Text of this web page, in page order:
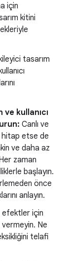
için
kitini
tasarım
ve kullanıcı
Canlı ve
hitap etse de
ve daha az
zaman
başlayın.
önce
anlayın.
efektler için
Ne
telafi